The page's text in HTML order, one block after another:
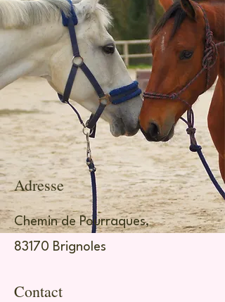
Adresse
Chemin de Pourraques,
83170 Brignoles
Contact